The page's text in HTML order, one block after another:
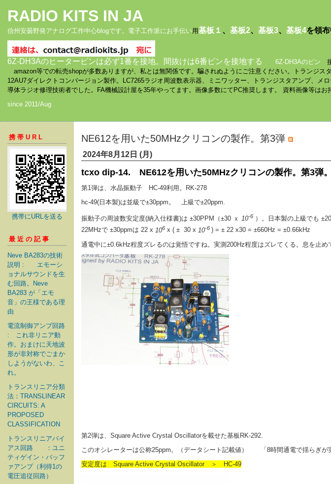
RADIO KITS IN JA
信州安曇野発アナログ工作中心blogです。電子工作派にお手伝い用基板１ 、 基板2、 基板3、 基板4を領
6Z-DH3Aのヒーターピンは必ず1番を接地。間抜けは6番ピンを接地する 6Z-DH3Aのピン
amazon等での転売shopが多数ありますが、私とは無関係です。騙されぬようにご注意ください。トランジ
12AU7ダイレクトコンバージョン製作。LC7265ラジオ周波数表示器、ミニワッター、トランジスタアンプ、メ
導体ラジオ修理技術者でした。FA機械設計屋を35年やってます。画像多数にてPC推奨します。 資料画像等は
since 2011/Aug
携帯URL
携帯にURLを送る
最近の記事
Neve BA283の技術
説明 : エモーシ
ョナルサウンドを生
む回路。Neve
BA283 が「エモ
音」の王様である理
由
電流制御アンプ回路
: これ非リニア動
作。おまけに天地波
形が非対称でごまか
しようがないわ、こ
れ。
トランスリニア分類
法：TRANSLINEAR
CIRCUITS: A
PROPOSED
CLASSIFICATION
トランスリニアバイ
アス回路 ：ユニ
ティゲイン・バッフ
ァアンプ（利得1の
電圧追従回路）
NE612を用いた50MHzクリコンの製作。第3弾
2024年8月12日 (月)
tcxo dip-14. NE612を用いた50MHzクリコンの製作。第3弾。
第1弾は、水晶振動子 HC-49利用。RK-278
hc-49(日本製)は並級で±30ppm。 上級で±20ppm.
振動子の周波数安定度(納入仕様書)は ±30PPM（±30 ｘ 10-6 ）。日本製の上級でも
22MHzで ±30ppmは 22 x 106 x ( ± 30 x 10-6 ) = ± 22 x30 = ±660Hz = ±0.66kHz
通電中に±0.6kHz程度ズレるのは覚悟ですね。実測200Hz程度はズレてくる。息を止め
第2弾は、Square Active Crystal Oscillatorを載せた基板RK-292.
このオシレーターは公称25ppm。（データシート記載値） 「8時間通電で揺らぎが
安定度は Square Active Crystal Oscillator ＞ HC-49